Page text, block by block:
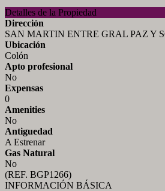
Detalles de la Propiedad
Dirección
SAN MARTIN ENTRE GRAL PAZ Y
Ubicación
Colón
Apto profesional
No
Expensas
0
Amenities
No
Antiguedad
A Estrenar
Gas Natural
No
(REF. BGP1266)
INFORMACIÓN BÁSICA